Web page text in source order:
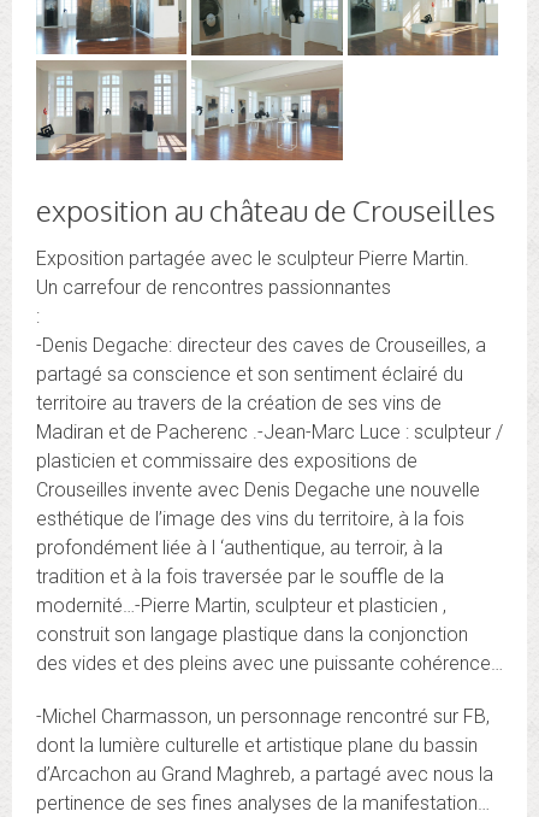
exposition au château de Crouseilles
Exposition partagée avec le sculpteur Pierre Martin.
Un carrefour de rencontres passionnantes
:
-Denis Degache: directeur des caves de Crouseilles, a
partagé sa conscience et son sentiment éclairé du
territoire au travers de la création de ses vins de
Madiran et de Pacherenc .-Jean-Marc Luce : sculpteur /
plasticien et commissaire des expositions de
Crouseilles invente avec Denis Degache une nouvelle
esthétique de l’image des vins du territoire, à la fois
profondément liée à l ‘authentique, au terroir, à la
tradition et à la fois traversée par le souffle de la
modernité…-Pierre Martin, sculpteur et plasticien ,
construit son langage plastique dans la conjonction
des vides et des pleins avec une puissante cohérence…
-Michel Charmasson, un personnage rencontré sur FB,
dont la lumière culturelle et artistique plane du bassin
d’Arcachon au Grand Maghreb, a partagé avec nous la
pertinence de ses fines analyses de la manifestation…